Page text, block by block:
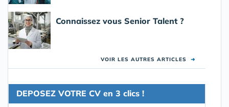
Connaissez vous Senior Talent ?
VOIR LES AUTRES ARTICLES ➜
DEPOSEZ VOTRE CV en 3 clics !